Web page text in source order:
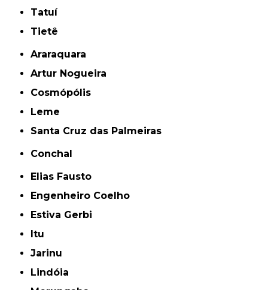
Tatuí
Tietê
Araraquara
Artur Nogueira
Cosmópólis
Leme
Santa Cruz das Palmeiras
Conchal
Elias Fausto
Engenheiro Coelho
Estiva Gerbi
Itu
Jarinu
Lindóia